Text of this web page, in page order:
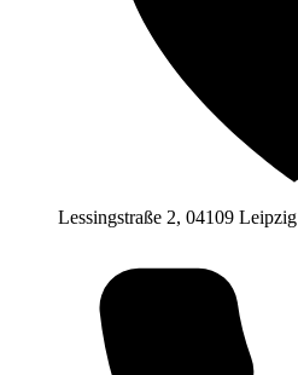
Lessingstraße 2, 04109 Leipzig